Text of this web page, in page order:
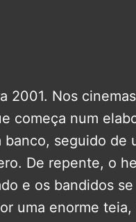
2001. Nos
começa num
banco, seguido de
De repente, o
e os bandidos
uma enorme